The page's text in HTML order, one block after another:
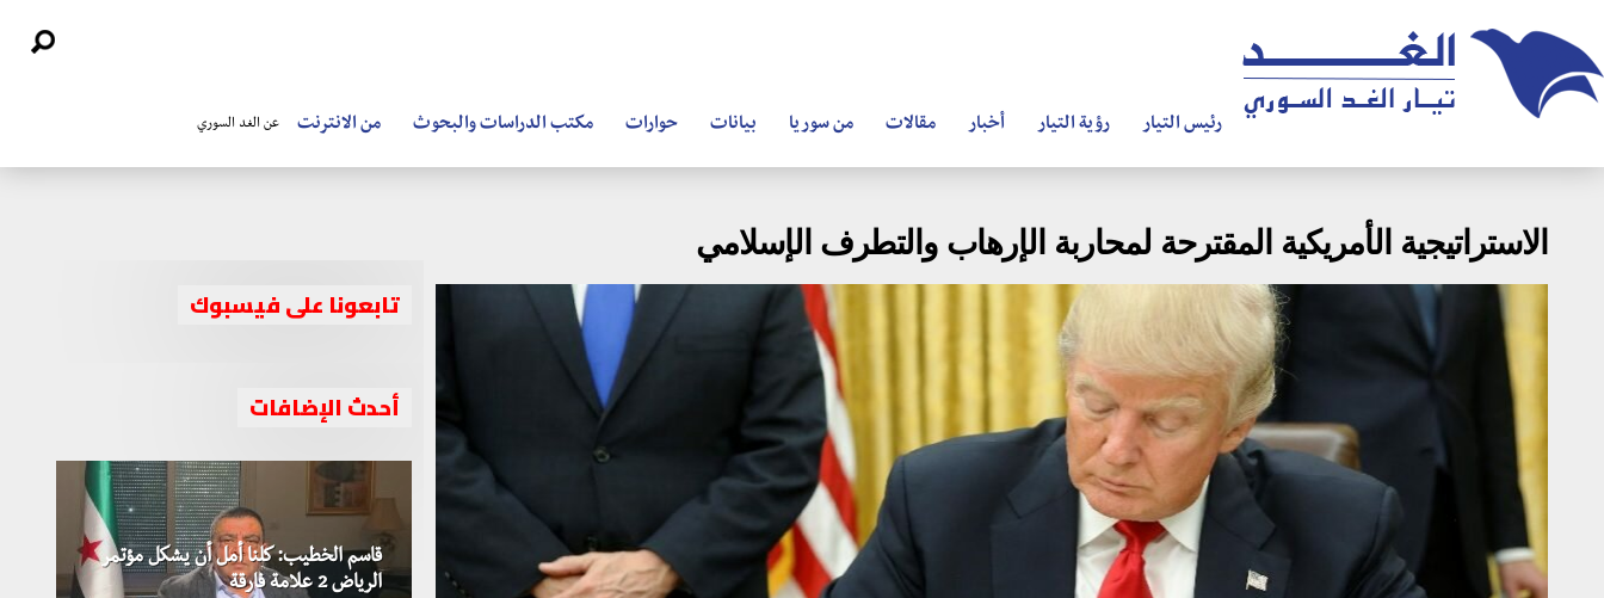
رئيس التيار رؤية التيار أخبار مقالات من سوريا بيانات حوارات مكتب الدراسات والبحوث من الانترنت عن الغد السوري
الاستراتيجية الأمريكية المقترحة لمحاربة الإرهاب والتطرف الإسلامي
تابعونا على فيسبوك
أحدث الإضافات
قاسم الخطيب: كلنا أمل أن يشكل مؤتمر
الرياض 2 علامة فارقة